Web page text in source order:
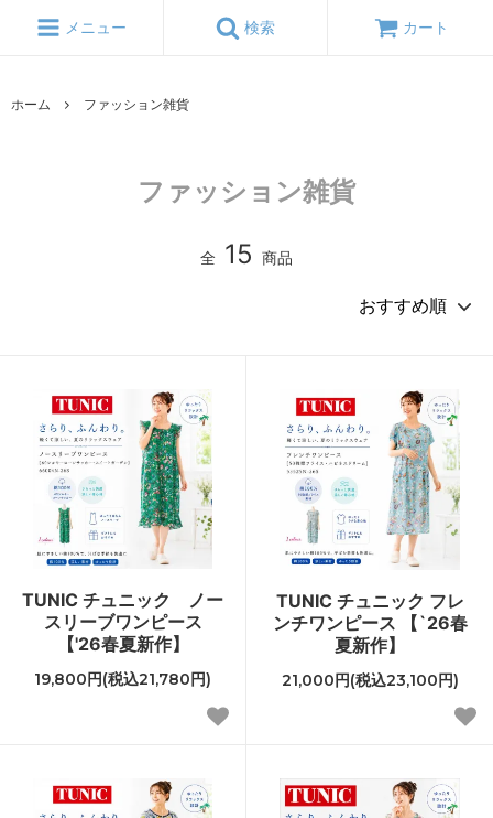
メニュー 検索 カート
ホーム ファッション雑貨
ファッション雑貨
全 15 商品
TUNIC チュニック ノー
スリーブワンピース
【'26春夏新作】
19,800円(税込21,780円)
TUNIC チュニック フレ
ンチワンピース 【`26春
夏新作】
21,000円(税込23,100円)